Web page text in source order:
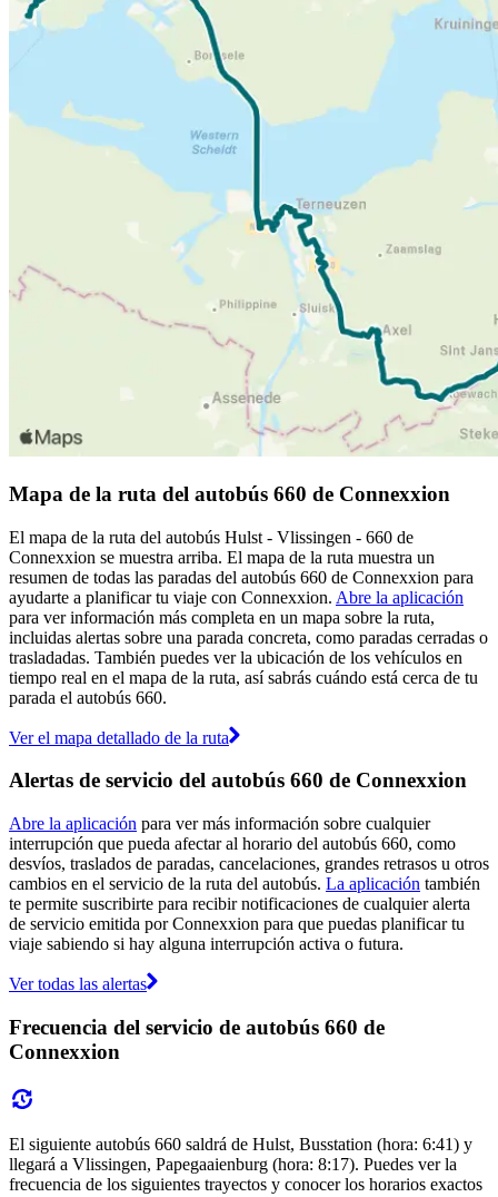
Mapa de la ruta del autobús 660 de Connexxion
El mapa de la ruta del autobús Hulst - Vlissingen - 660 de
Connexxion se muestra arriba. El mapa de la ruta muestra un
resumen de todas las paradas del autobús 660 de Connexxion para
ayudarte a planificar tu viaje con Connexxion. Abre la aplicación
para ver información más completa en un mapa sobre la ruta,
incluidas alertas sobre una parada concreta, como paradas cerradas o
trasladadas. También puedes ver la ubicación de los vehículos en
tiempo real en el mapa de la ruta, así sabrás cuándo está cerca de tu
parada el autobús 660.
Ver el mapa detallado de la ruta
Alertas de servicio del autobús 660 de Connexxion
Abre la aplicación para ver más información sobre cualquier
interrupción que pueda afectar al horario del autobús 660, como
desvíos, traslados de paradas, cancelaciones, grandes retrasos u otros
cambios en el servicio de la ruta del autobús. La aplicación también
te permite suscribirte para recibir notificaciones de cualquier alerta
de servicio emitida por Connexxion para que puedas planificar tu
viaje sabiendo si hay alguna interrupción activa o futura.
Ver todas las alertas
Frecuencia del servicio de autobús 660 de
Connexxion
El siguiente autobús 660 saldrá de Hulst, Busstation (hora: 6:41) y
llegará a Vlissingen, Papegaaienburg (hora: 8:17). Puedes ver la
frecuencia de los siguientes trayectos y conocer los horarios exactos